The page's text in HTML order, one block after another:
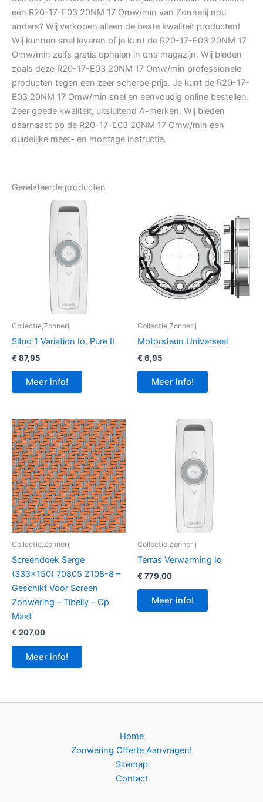
een R20-17-E03 20NM 17 Omw/min van Zonnerij nou
anders? Wij verkopen alleen de beste kwaliteit producten!
Wij kunnen snel leveren of je kunt de R20-17-E03 20NM 17
Omw/min zelfs gratis ophalen in ons magazijn. Wij bieden
zoals deze R20-17-E03 20NM 17 Omw/min professionele
producten tegen een zeer scherpe prijs. Je kunt de R20-17-
E03 20NM 17 Omw/min snel en eenvoudig online bestellen.
Zeer goede kwaliteit, uitsluitend A-merken. Wij bieden
daarnaast op de R20-17-E03 20NM 17 Omw/min een
duidelijke meet- en montage instructie.
Gerelateerde producten
Collectie,Zonnerij
Situo 1 Variation Io, Pure II
€ 87,95
Meer info!
Collectie,Zonnerij
Motorsteun Universeel
€ 6,95
Meer info!
Collectie,Zonnerij
Screendoek Serge
(333×150) 70805 Z108-8 –
Geschikt Voor Screen
Zonwering – Tibelly – Op
Maat
€ 207,00
Meer info!
Collectie,Zonnerij
Terras Verwarming Io
€ 779,00
Meer info!
Home
Zonwering Offerte Aanvragen!
Sitemap
Contact